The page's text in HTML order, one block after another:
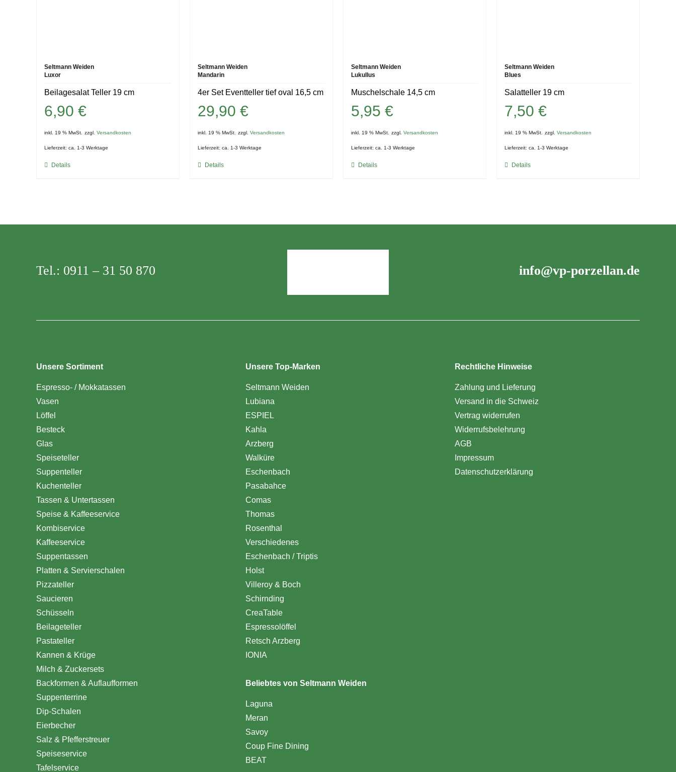
Seltmann Weiden
Luxor
Beilagesalat Teller 19 cm
6,90 €
inkl. 19 % MwSt. zzgl. Versandkosten
Lieferzeit: ca. 1-3 Werktage
Details
Seltmann Weiden
Mandarin
4er Set Eventteller tief oval 16,5 cm
29,90 €
inkl. 19 % MwSt. zzgl. Versandkosten
Lieferzeit: ca. 1-3 Werktage
Details
Seltmann Weiden
Lukullus
Muschelschale 14,5 cm
5,95 €
inkl. 19 % MwSt. zzgl. Versandkosten
Lieferzeit: ca. 1-3 Werktage
Details
Seltmann Weiden
Blues
Salatteller 19 cm
7,50 €
inkl. 19 % MwSt. zzgl. Versandkosten
Lieferzeit: ca. 1-3 Werktage
Details
Tel.: 0911 – 31 50 870 info@vp-porzellan.de
Unsere Sortiment
Espresso- / Mokkatassen
Vasen
Löffel
Besteck
Glas
Speiseteller
Suppenteller
Kuchenteller
Tassen & Untertassen
Speise & Kaffeeservice
Kombiservice
Kaffeeservice
Suppentassen
Platten & Servierschalen
Pizzateller
Saucieren
Schüsseln
Beilageteller
Pastateller
Kannen & Krüge
Milch & Zuckersets
Backformen & Auflaufformen
Suppenterrine
Dip-Schalen
Eierbecher
Salz & Pfefferstreuer
Speiseservice
Tafelservice
Unsere Top-Marken
Seltmann Weiden
Lubiana
ESPIEL
Kahla
Arzberg
Walküre
Eschenbach
Pasabahce
Comas
Thomas
Rosenthal
Verschiedenes
Eschenbach / Triptis
Holst
Villeroy & Boch
Schirnding
CreaTable
Espressolöffel
Retsch Arzberg
IONIA
Beliebtes von Seltmann Weiden
Laguna
Meran
Savoy
Coup Fine Dining
BEAT
Rechtliche Hinweise
Zahlung und Lieferung
Versand in die Schweiz
Vertrag widerrufen
Widerrufsbelehrung
AGB
Impressum
Datenschutzerklärung